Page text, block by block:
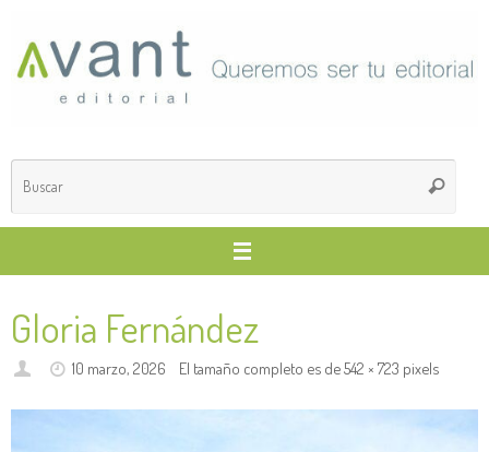
contenido
Buscar
Gloria Fernández
10 marzo, 2026 El tamaño completo es de542 × 723 pixels